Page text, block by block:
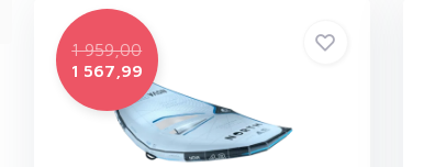
1 959,00
1 567,99